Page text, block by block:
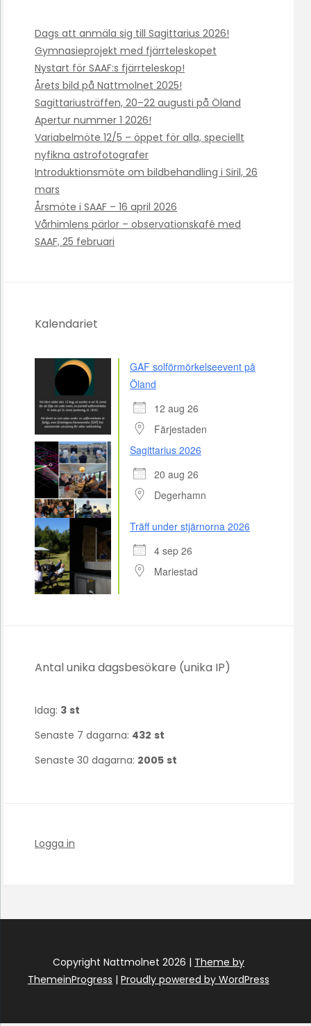
Dags att anmäla sig till Sagittarius 2026!
Gymnasieprojekt med fjärrteleskopet
Nystart för SAAF:s fjärrteleskop!
Årets bild på Nattmolnet 2025!
Sagittariusträffen, 20–22 augusti på Öland
Apertur nummer 1 2026!
Variabelmöte 12/5 – öppet för alla, speciellt
nyfikna astrofotografer
Introduktionsmöte om bildbehandling i Siril, 26
mars
Årsmöte i SAAF – 16 april 2026
Vårhimlens pärlor – observationskafé med
SAAF, 25 februari
Kalendariet
GAF solförmörkelseevent på
Öland
12 aug 26
Färjestaden
Sagittarius 2026
20 aug 26
Degerhamn
Träff under stjärnorna 2026
4 sep 26
Mariestad
Antal unika dagsbesökare (unika IP)
Idag: 3 st
Senaste 7 dagarna: 432 st
Senaste 30 dagarna: 2005 st
Logga in
Copyright Nattmolnet 2026 | Theme by
ThemeinProgress | Proudly powered by WordPress